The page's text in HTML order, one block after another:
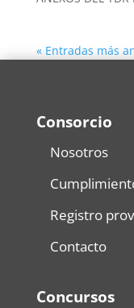
« Entradas más
Consorcio
Nosotros
Registro
Contacto
Concursos